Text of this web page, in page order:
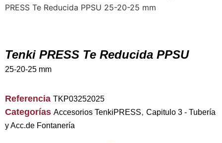
PRESS Te Reducida PPSU 25-20-25 mm
Tenki PRESS Te Reducida PPSU
25-20-25 mm
Referencia TKP03252025
Categorías Accesorios TenkiPRESS, Capitulo 3 - Tubería
y Acc.de Fontanería